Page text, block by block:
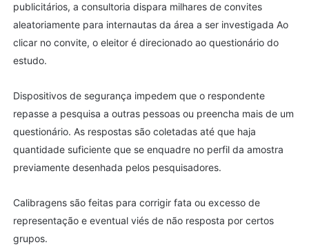
publicitários, a consultoria dispara milhares de convites
aleatoriamente para internautas da área a ser investigada Ao
clicar no convite, o eleitor é direcionado ao questionário do
estudo.
Dispositivos de segurança impedem que o respondente
repasse a pesquisa a outras pessoas ou preencha mais de um
questionário. As respostas são coletadas até que haja
quantidade suficiente que se enquadre no perfil da amostra
previamente desenhada pelos pesquisadores.
Calibragens são feitas para corrigir fata ou excesso de
representação e eventual viés de não resposta por certos
grupos.